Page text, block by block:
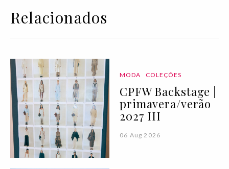
Relacionados
MODA COLEÇÕES
CPFW Backstage |
primavera/verão
2027 III
06 Aug 2026